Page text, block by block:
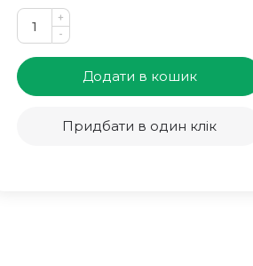
+
-
Додати в кошик
Придбати в один клік